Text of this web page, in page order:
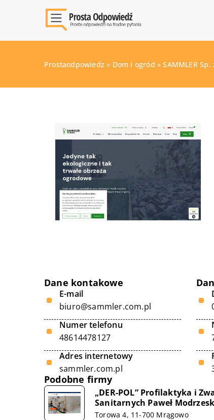
Prostaodpowiedz » Dom i ogród »SAMMLER Sp.
Dane kontakowe
E-mail
biuro@sammler.com.pl
Numer telefonu
48614478127
Adres internetowy
sammler.com.pl
Podobne firmy
„DER-POL” Profilaktyka i
Sanitarnych Paweł
Torowa 4, 11-700 Mrągowo